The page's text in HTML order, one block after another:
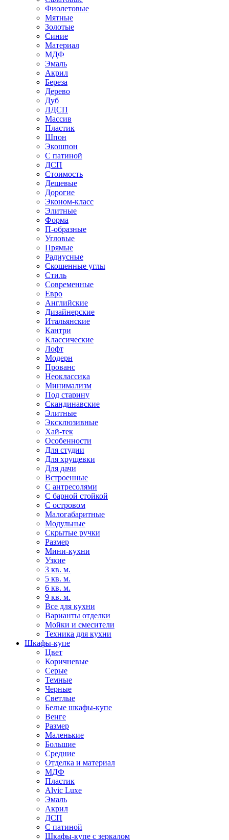
Фиолетовые
Мятные
Золотые
Синие
Материал
МДФ
Эмаль
Акрил
Береза
Дерево
Дуб
ЛДСП
Массив
Пластик
Шпон
Экошпон
С патиной
ДСП
Стоимость
Дешевые
Дорогие
Эконом-класс
Элитные
Форма
П-образные
Угловые
Прямые
Радиусные
Скошенные углы
Стиль
Современные
Евро
Английские
Дизайнерские
Итальянские
Кантри
Классические
Лофт
Модерн
Прованс
Неоклассика
Минимализм
Под старину
Скандинавские
Элитные
Эксклюзивные
Хай-тек
Особенности
Для студии
Для хрущевки
Для дачи
Встроенные
С антресолями
С барной стойкой
С островом
Малогабаритные
Модульные
Скрытые ручки
Размер
Мини-кухни
Узкие
3 кв. м.
5 кв. м.
6 кв. м.
9 кв. м.
Все для кухни
Варианты отделки
Мойки и смесители
Техника для кухни
Шкафы-купе
Цвет
Коричневые
Серые
Темные
Черные
Светлые
Белые шкафы-купе
Венге
Размер
Маленькие
Большие
Средние
Отделка и материал
МДФ
Пластик
Alvic Luxe
Эмаль
Акрил
ДСП
С патиной
Шкафы-купе с зеркалом